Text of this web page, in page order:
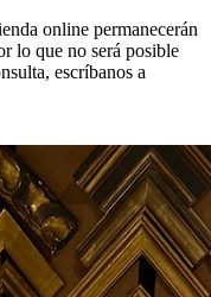
online permanecerán
lo que no será posible
escríbanos a